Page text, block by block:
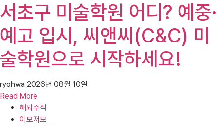
서초구 미술학원 어디? 예중·
예고 입시, 씨앤씨(C&C) 미
술학원으로 시작하세요!
ryohwa 2026년 08월 10일
Read More
해외주식
이모저모